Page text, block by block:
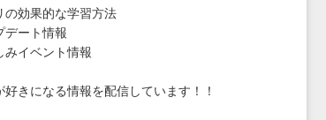
の効果的な学習方法
デート情報
みイベント情報
好きになる情報を配信しています！！